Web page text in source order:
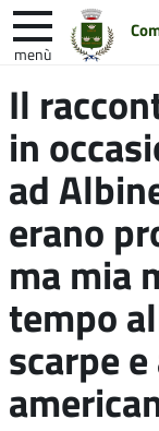
menù
sito
Il
in
ad
erano
ma mia
tempo
scarpe